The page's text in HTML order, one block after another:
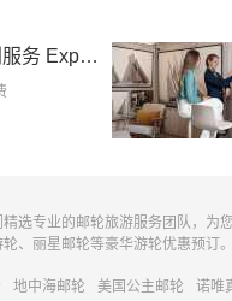
务 Expedition
选专业的邮轮旅游服务团队，
、丽星邮轮等豪华游轮优惠预订
地中海邮轮 美国公主邮轮
诺唯